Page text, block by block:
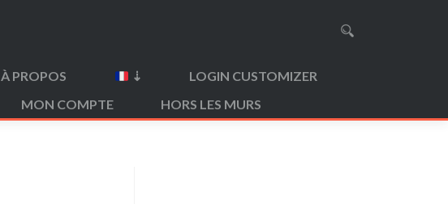
À PROPOS ⇣
LOGIN CUSTOMIZER
MON COMPTE
HORS LES MURS